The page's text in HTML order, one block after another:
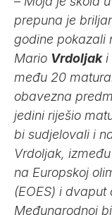
prepuna je
godine pokazali
Mario Vrdoljaki
među 20
obavezna
jedini riješio
bi sudjelovali i
Vrdoljak,
na Europskoj
(EOES) i
Međunarodnoj